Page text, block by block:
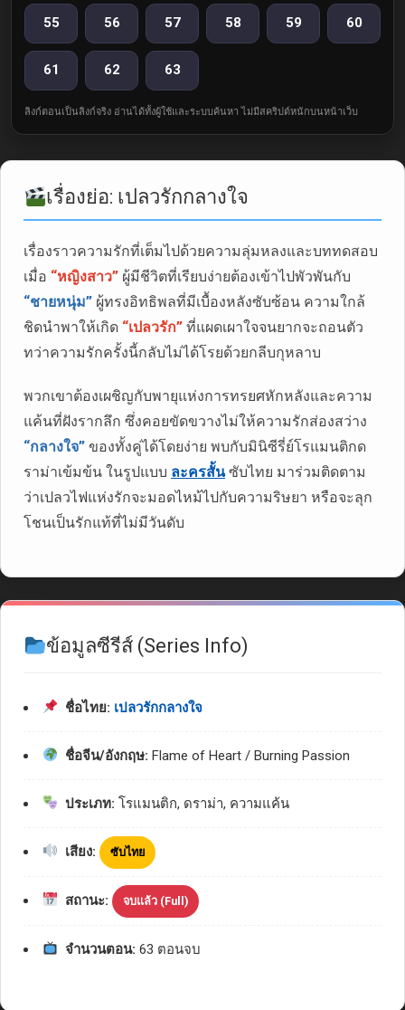
55 56 57 58 59 60
61 62 63
ลิงก์ตอนเป็นลิงก์จริง อ่านได้ทั้งผู้ใช้และระบบค้นหา ไม่มีสคริปต์หนักบนหน้าเว็บ
เรื่องย่อ: เปลวรักกลางใจ
เรื่องราวความรักที่เต็มไปด้วยความลุ่มหลงและบททดสอบ
เมื่อ “หญิงสาว” ผู้มีชีวิตที่เรียบง่ายต้องเข้าไปพัวพันกับ
“ชายหนุ่ม” ผู้ทรงอิทธิพลที่มีเบื้องหลังซับซ้อน ความใกล้
ชิดนำพาให้เกิด “เปลวรัก” ที่แผดเผาใจจนยากจะถอนตัว
ทว่าความรักครั้งนี้กลับไม่ได้โรยด้วยกลีบกุหลาบ
พวกเขาต้องเผชิญกับพายุแห่งการทรยศหักหลังและความ
แค้นที่ฝังรากลึก ซึ่งคอยขัดขวางไม่ให้ความรักส่องสว่าง
“กลางใจ” ของทั้งคู่ได้โดยง่าย พบกับมินิซีรี่ย์โรแมนติกด
ราม่าเข้มข้น ในรูปแบบ ละครสั้นซับไทย มาร่วมติดตาม
ว่าเปลวไฟแห่งรักจะมอดไหม้ไปกับความริษยา หรือจะลุก
โชนเป็นรักแท้ที่ไม่มีวันดับ
ข้อมูลซีรีส์ (Series Info)
ชื่อไทย: เปลวรักกลางใจ
ชื่อจีน/อังกฤษ: Flame of Heart / Burning Passion
ประเภท: โรแมนติก, ดราม่า, ความแค้น
เสียง: ซับไทย
สถานะ: จบแล้ว (Full)
จำนวนตอน: 63 ตอนจบ